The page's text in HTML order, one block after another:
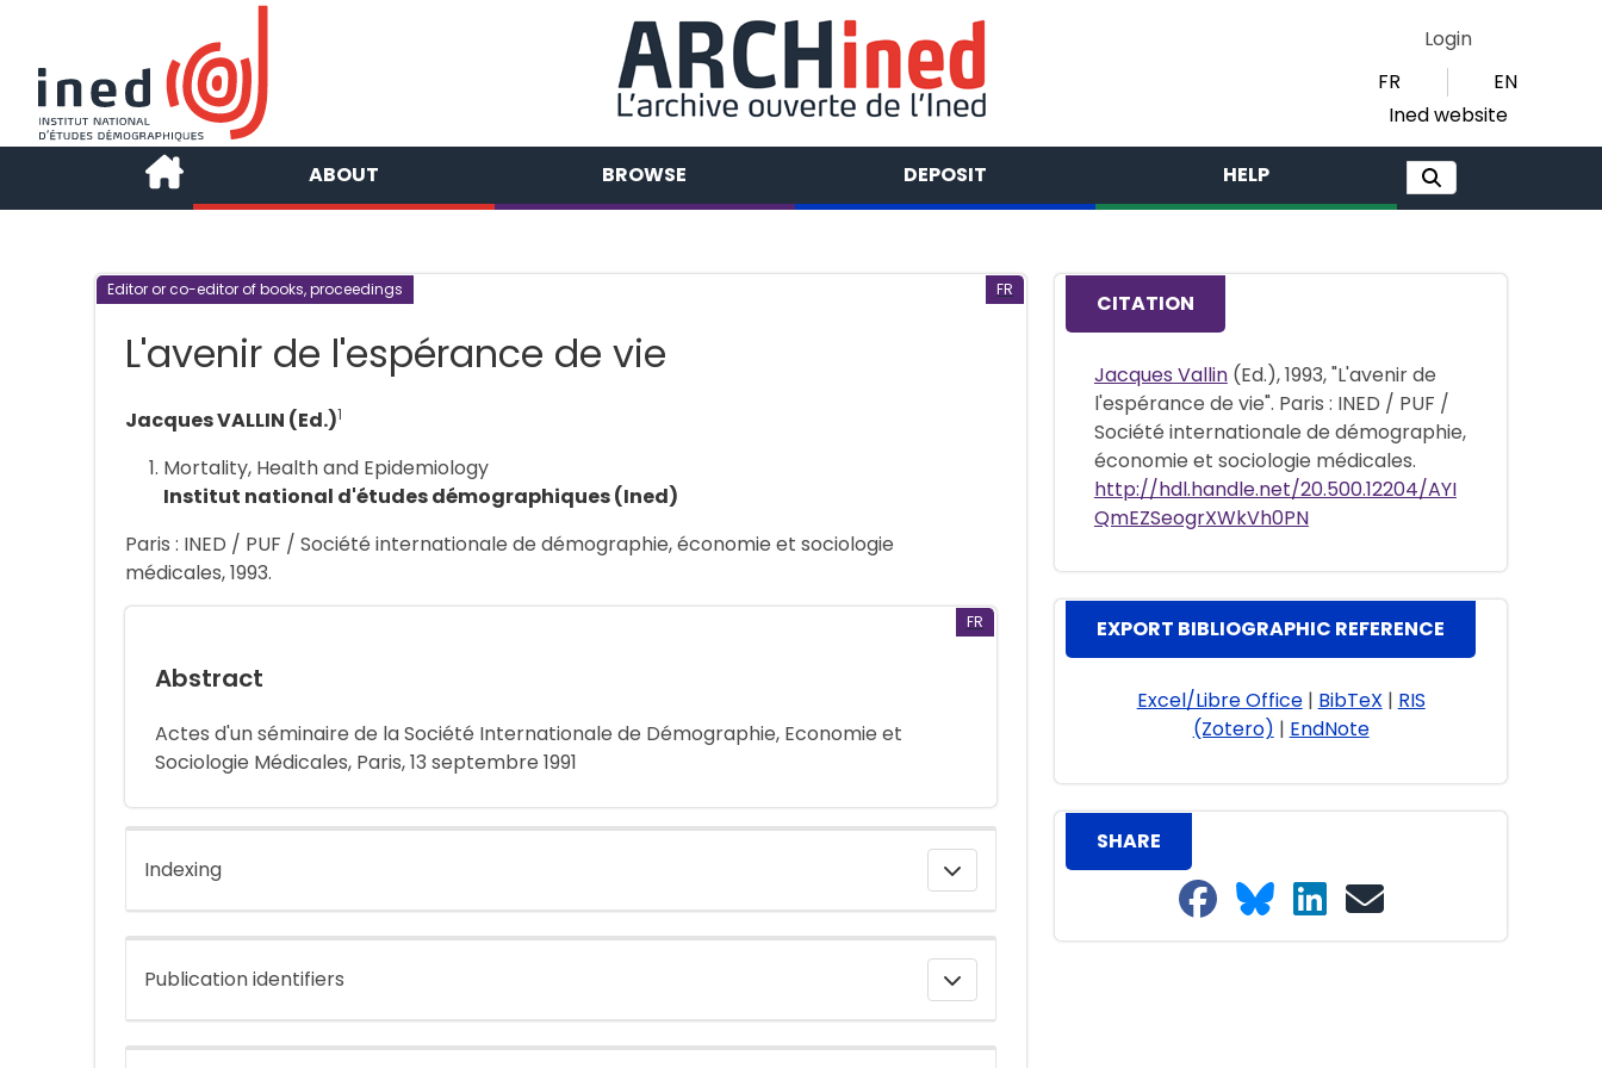
Login
FR
EN
Ined website
ABOUT BROWSE DEPOSIT HELP
Editor or co-editor of books, proceedings FR
L'avenir de l'espérance de vie
Jacques VALLIN (Ed.)1
Mortality, Health and Epidemiology
Institut national d'études démographiques (Ined)
Paris : INED / PUF / Société internationale de démographie, économie et sociologie
médicales, 1993.
FR
Abstract
Actes d'un séminaire de la Société Internationale de Démographie, Economie et
Sociologie Médicales, Paris, 13 septembre 1991
Indexing
Publication identifiers
CITATION
Jacques Vallin(Ed.), 1993, "L'avenir de
l'espérance de vie". Paris : INED / PUF /
Société internationale de démographie,
économie et sociologie médicales.
http://hdl.handle.net/20.500.12204/AYI
QmEZSeogrXWkVh0PN
EXPORT BIBLIOGRAPHIC REFERENCE
Excel/Libre Office| BibTeX | RIS
(Zotero) | EndNote
SHARE
Share on Facebook
Share on Bluesky
Share on LinkedIn
Share on email